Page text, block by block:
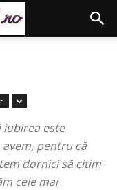
iubirea este
pentru că
dornici să citim
cele mai